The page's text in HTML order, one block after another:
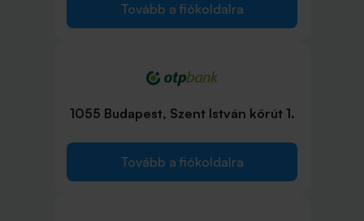
Tovább a fiókoldalra
1055 Budapest, Szent István körút 1.
Tovább a fiókoldalra